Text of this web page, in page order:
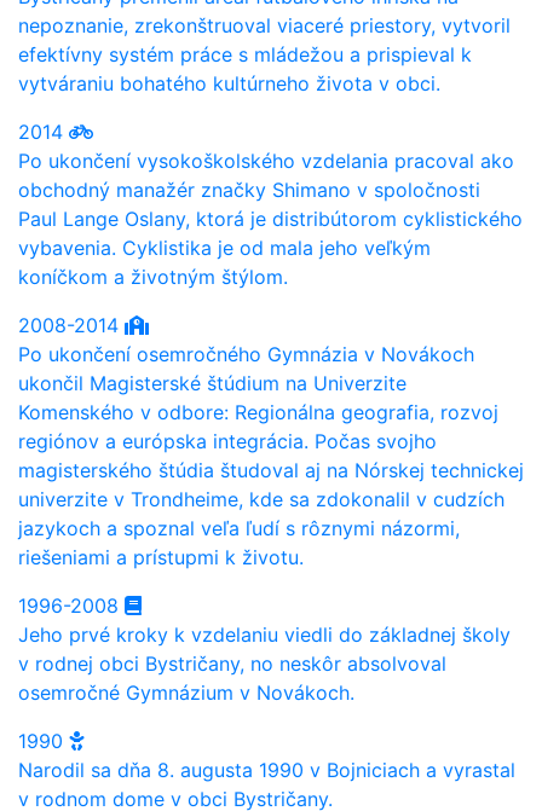
nepoznanie, zrekonštruoval viaceré priestory, vytvoril
efektívny systém práce s mládežou a prispieval k
vytváraniu bohatého kultúrneho života v obci.
2014
Po ukončení vysokoškolského vzdelania pracoval ako
obchodný manažér značky Shimano v spoločnosti
Paul Lange Oslany, ktorá je distribútorom cyklistického
vybavenia. Cyklistika je od mala jeho veľkým
koníčkom a životným štýlom.
2008-2014
Po ukončení osemročného Gymnázia v Novákoch
ukončil Magisterské štúdium na Univerzite
Komenského v odbore: Regionálna geografia, rozvoj
regiónov a európska integrácia. Počas svojho
magisterského štúdia študoval aj na Nórskej technickej
univerzite v Trondheime, kde sa zdokonalil v cudzích
jazykoch a spoznal veľa ľudí s rôznymi názormi,
riešeniami a prístupmi k životu.
1996-2008
Jeho prvé kroky k vzdelaniu viedli do základnej školy
v rodnej obci Bystričany, no neskôr absolvoval
osemročné Gymnázium v Novákoch.
1990
Narodil sa dňa 8. augusta 1990 v Bojniciach a vyrastal
v rodnom dome v obci Bystričany.